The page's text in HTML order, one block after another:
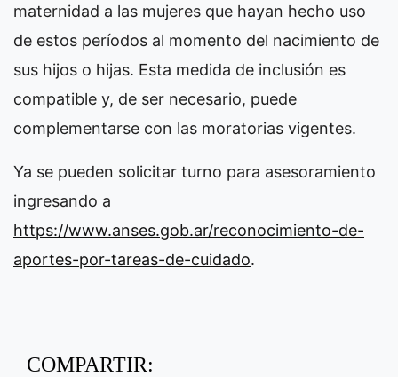
maternidad a las mujeres que hayan hecho uso
de estos períodos al momento del nacimiento de
sus hijos o hijas. Esta medida de inclusión es
compatible y, de ser necesario, puede
complementarse con las moratorias vigentes.
Ya se pueden solicitar turno para asesoramiento
ingresando a
https://www.anses.gob.ar/reconocimiento-de-
aportes-por-tareas-de-cuidado.
COMPARTIR: